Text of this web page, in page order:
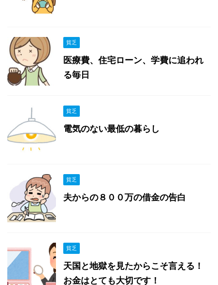
貧乏
医療費、住宅ローン、学費に追われ
る毎日
貧乏
電気のない最低の暮らし
貧乏
夫からの８００万の借金の告白
貧乏
天国と地獄を見たからこそ言える！
お金はとても大切です！